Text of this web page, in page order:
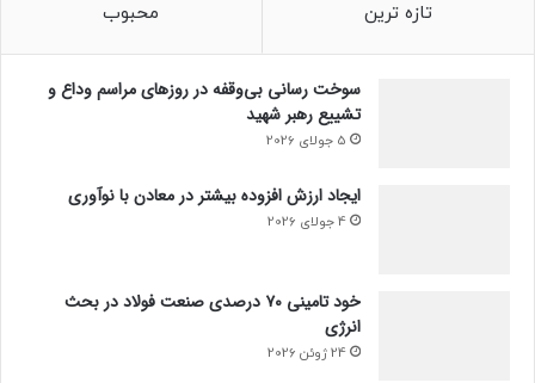
تازه ترین محبوب
سوخت رسانی بی‌وقفه در روز‌های مراسم وداع و
تشییع رهبر شهید
5 جولای 2026
ایجاد ارزش افزوده بیشتر در معادن با نوآوری
4 جولای 2026
خود تامینی ۷۰ درصدی صنعت فولاد در بحث
انرژی
24 ژوئن 2026